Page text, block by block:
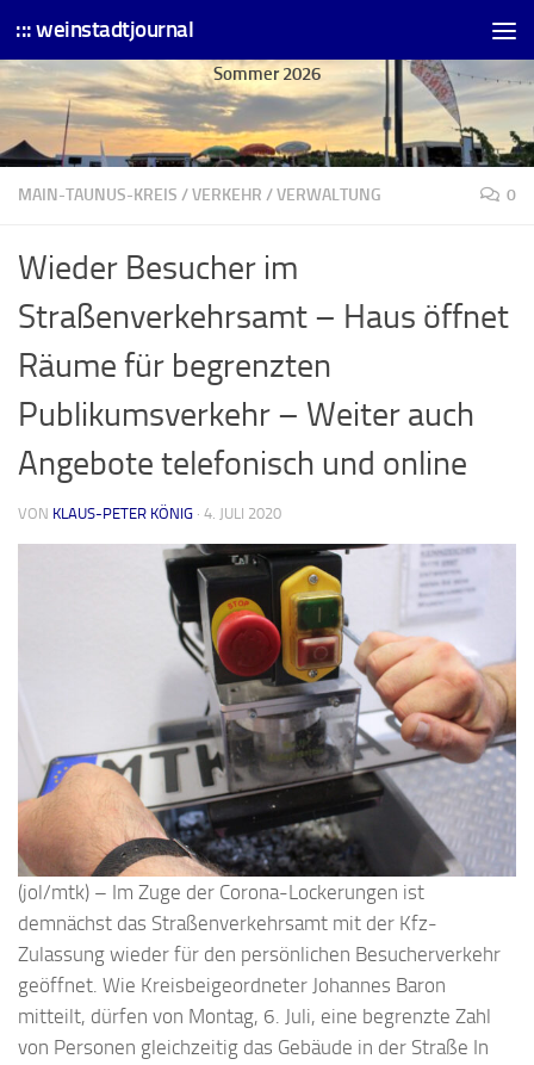
Skip to content
::: weinstadtjournal
Sommer 2026
MAIN-TAUNUS-KREIS /VERKEHR /VERWALTUNG 0
Wieder Besucher im
Straßenverkehrsamt – Haus öffnet
Räume für begrenzten
Publikumsverkehr – Weiter auch
Angebote telefonisch und online
VON KLAUS-PETER KÖNIG · 4. JULI 2020
(jol/mtk) – Im Zuge der Corona-Lockerungen ist
demnächst das Straßenverkehrsamt mit der Kfz-
Zulassung wieder für den persönlichen Besucherverkehr
geöffnet. Wie Kreisbeigeordneter Johannes Baron
mitteilt, dürfen von Montag, 6. Juli, eine begrenzte Zahl
von Personen gleichzeitig das Gebäude in der Straße In